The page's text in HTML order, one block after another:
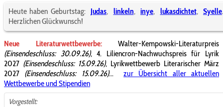
Heute haben Geburtstag: Judas, linkeln, inye, lukasdichtet, Syelle.
Herzlichen Glückwunsch!
Neue Literaturwettbewerbe:Walter-Kempowski-Literaturpreis
(Einsendeschluss: 30.09.26), 4. Liliencron-Nachwuchspreis für Lyrik
2027 (Einsendeschluss: 15.09.26), Lyrikwettbewerb Literarischer März
2027 (Einsendeschluss: 15.09.26)...
zur Übersicht aller aktuellen
Wettbewerbe und Stipendien
Vorgestellt: